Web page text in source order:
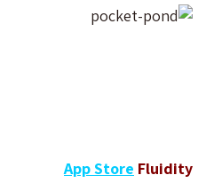
App Store Fluidity